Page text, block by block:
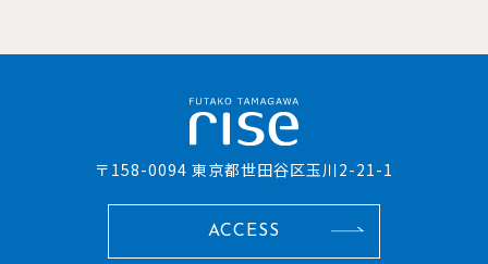
〒158-0094 東京都世田谷区玉川2-21-1
ACCESS